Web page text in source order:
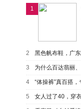
1
2 黑色帆布鞋，广
3 为什么百达翡丽
4 “体操裤”真百搭
5 女人过了40，穿